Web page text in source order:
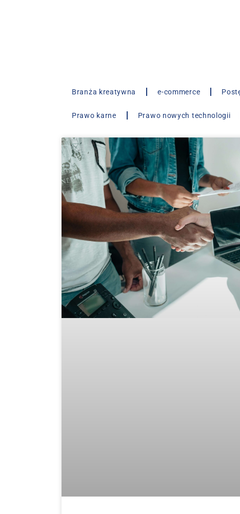
Branża kreatywna e-commerce
Prawo karne Prawo nowych technologii